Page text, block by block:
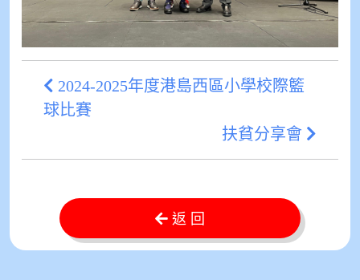
2024-2025年度港島西區小學校際籃
球比賽
扶貧分享會
返 回